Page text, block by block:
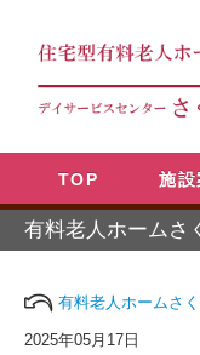
TOP 施設
有料老人ホームさ
有料老人ホームさ
2025年05月17日